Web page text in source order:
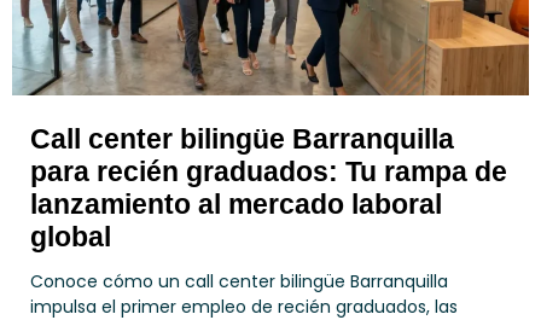
Call center bilingüe Barranquilla
para recién graduados: Tu rampa de
lanzamiento al mercado laboral
global
Conoce cómo un call center bilingüe Barranquilla
impulsa el primer empleo de recién graduados, las